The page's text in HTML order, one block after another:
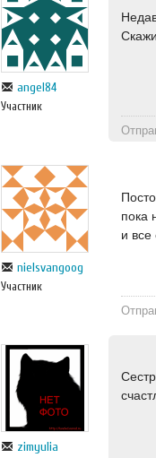
angel84
Участник
nielsvangoog
Участник
пока
и
zimyulia